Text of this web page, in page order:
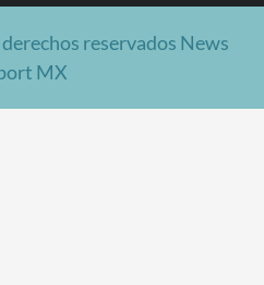
reservados News
MX